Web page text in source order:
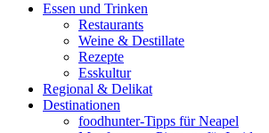
Essen und Trinken
Restaurants
Weine & Destillate
Rezepte
Esskultur
Regional & Delikat
Destinationen
foodhunter-Tipps für Neapel